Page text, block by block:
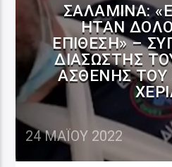
ΣΑΛΑΜΊΝΑ:
ΉΤΑΝ
ΕΠΊΘΕΣΗ» –
ΔΙΑΣΏΣΤΗΣ
ΑΣΘΕΝΉΣ ΤΟΥ
24 ΜΑΪ́ΟΥ 2022